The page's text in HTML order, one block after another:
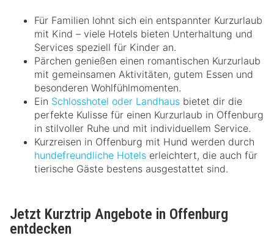
Für Familien lohnt sich ein entspannter Kurzurlaub
mit Kind – viele Hotels bieten Unterhaltung und
Services speziell für Kinder an.
Pärchen genießen einen romantischen Kurzurlaub
mit gemeinsamen Aktivitäten, gutem Essen und
besonderen Wohlfühlmomenten.
Ein Schlosshotel oder Landhaus bietet dir die
perfekte Kulisse für einen Kurzurlaub in Offenburg
in stilvoller Ruhe und mit individuellem Service.
Kurzreisen in Offenburg mit Hund werden durch
hundefreundliche Hotels erleichtert, die auch für
tierische Gäste bestens ausgestattet sind.
Jetzt Kurztrip Angebote in Offenburg
entdecken